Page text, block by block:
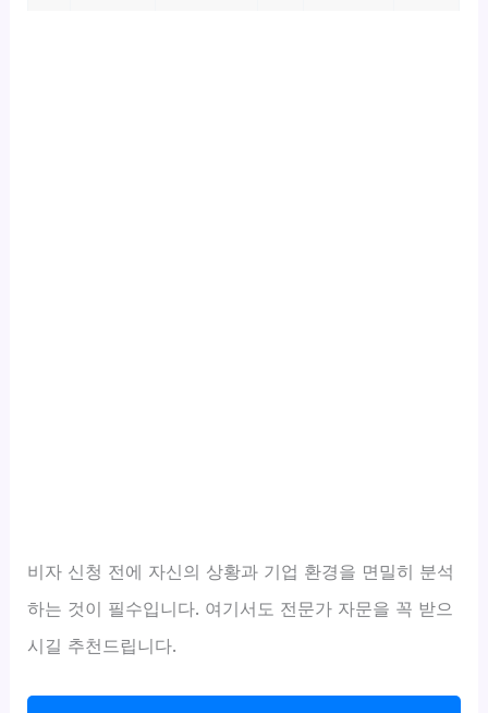
비자 신청 전에 자신의 상황과 기업 환경을 면밀히 분석
하는 것이 필수입니다. 여기서도 전문가 자문을 꼭 받으
시길 추천드립니다.